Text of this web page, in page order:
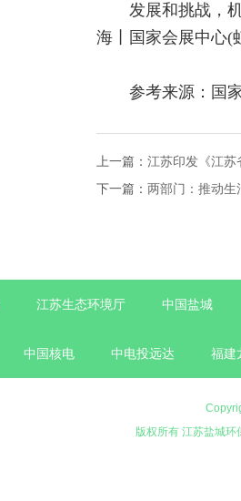
发展和挑战，机
海丨国家会展中心(
参考来源：国家
上一篇： 江苏印发《江苏
下一篇： 两部门：推动生
江苏生态环境厅 中国盐城
中国核电 中电投远达 福建
版权所有 江苏盐城